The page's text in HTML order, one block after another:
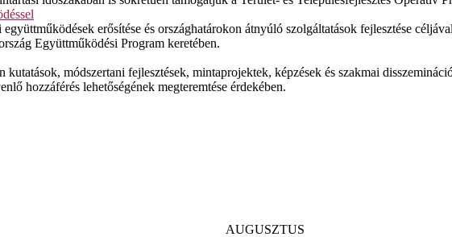
erősítése és országhatárokon átnyúló szolgáltatások fejlesztése
Együttműködési Program keretében.
módszertani fejlesztések, mintaprojektek, képzések és szakmai
hozzáférés lehetőségének megteremtése érdekében.
AUGUSZTUS